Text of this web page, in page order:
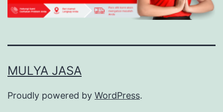
MULYA JASA
Proudly powered by WordPress.